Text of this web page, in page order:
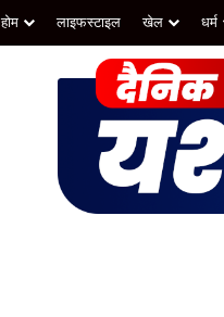
होम लाइफस्टाइल खेल धर्म